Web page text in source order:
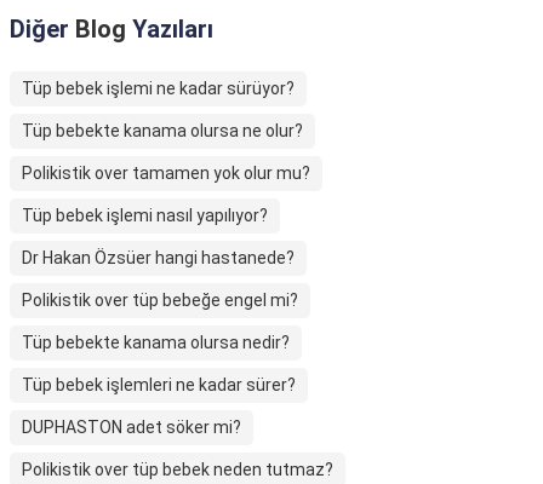
Diğer Blog Yazıları
Tüp bebek işlemi ne kadar sürüyor?
Tüp bebekte kanama olursa ne olur?
Polikistik over tamamen yok olur mu?
Tüp bebek işlemi nasıl yapılıyor?
Dr Hakan Özsüer hangi hastanede?
Polikistik over tüp bebeğe engel mi?
Tüp bebekte kanama olursa nedir?
Tüp bebek işlemleri ne kadar sürer?
DUPHASTON adet söker mi?
Polikistik over tüp bebek neden tutmaz?